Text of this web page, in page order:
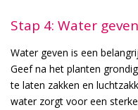
Stap 4: Water
Water geven is een
Geef na het planten
te laten zakken en
water zorgt voor een